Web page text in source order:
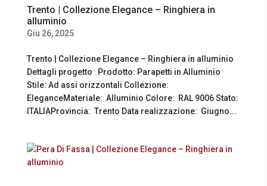
Trento | Collezione Elegance – Ringhiera in
alluminio
Giu 26, 2025
Trento | Collezione Elegance – Ringhiera in alluminio
Dettagli progetto Prodotto: Parapetti in Alluminio
Stile: Ad assi orizzontali Collezione:
EleganceMateriale: Alluminio Colore: RAL 9006 Stato:
ITALIAProvincia: Trento Data realizzazione: Giugno...